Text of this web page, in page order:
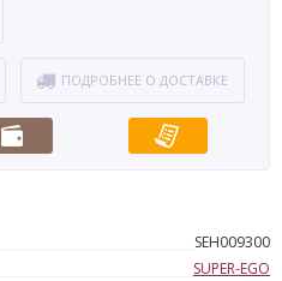
ПОДРОБНЕЕ О ДОСТАВКЕ
SEH009300
SUPER-EGO